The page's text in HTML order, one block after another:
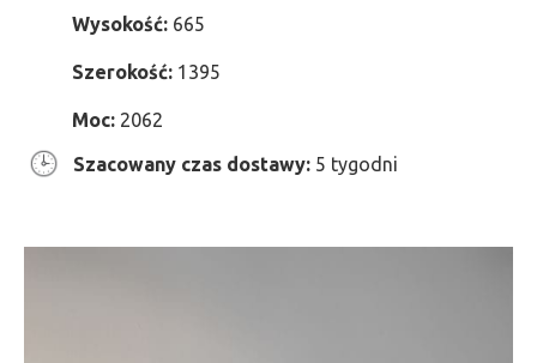
Wysokość: 665
Szerokość: 1395
Moc: 2062
Szacowany czas dostawy: 5 tygodni